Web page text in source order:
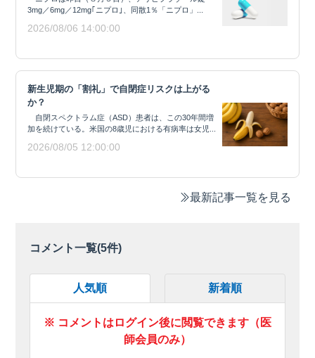
3mg／6mg／12mg｢ニプロ｣、同散1％「ニプロ」...
2026/08/06 14:00:00
新生児期の「割礼」で自閉症リスクは上がる
か？
自閉スペクトラム症（ASD）患者は、この30年間増
加を続けている。米国の8歳児における有病率は女児...
2026/08/05 12:00:00
最新記事一覧を見る
コメント一覧(5件)
人気順 新着順
※ コメントはログイン後に閲覧できます（医
師会員のみ）